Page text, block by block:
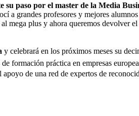
paso por el master de la Media
grandes profesores y mejores
mega plus y ahora queremos devolver
y celebrará en los próximos meses su
formación práctica en empresas
de una red de expertos de